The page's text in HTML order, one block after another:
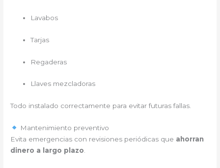
Lavabos
Tarjas
Regaderas
Llaves mezcladoras
Todo instalado correctamente para evitar futuras fallas.
Mantenimiento preventivo
Evita emergencias con revisiones periódicas que ahorran
dinero a largo plazo